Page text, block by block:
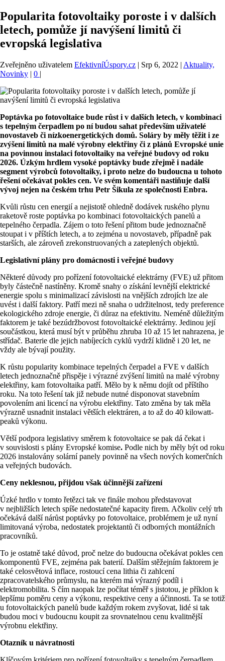
Popularita fotovoltaiky poroste i v dalších
letech, pomůže jí navýšení limitů či
evropská legislativa
Zveřejněno uživatelem EfektivníÚspory.cz | Srp 6, 2022 | Aktuality,
Novinky | 0 |
Poptávka po fotovoltaice bude růst i v dalších letech, v kombinaci
s tepelným čerpadlem po ní budou sahat především uživatelé
novostaveb či nízkoenergetických domů. Soláry by měly těžit i ze
zvýšení limitů na malé výrobny elektřiny či z plánů Evropské unie
na povinnou instalaci fotovoltaiky na veřejné budovy od roku
2026. Úzkým hrdlem vysoké poptávky bude zřejmě i nadále
segment výrobců fotovoltaiky, i proto nelze do budoucna u tohoto
řešení očekávat pokles cen. Ve svém komentáři nastiňuje další
vývoj nejen na českém trhu Petr Šikula ze společnosti Enbra.
Kvůli růstu cen energií a nejistotě ohledně dodávek ruského plynu
raketově roste poptávka po kombinaci fotovoltaických panelů a
tepelného čerpadla. Zájem o toto řešení přitom bude jednoznačně
stoupat i v příštích letech, a to zejména u novostaveb, případně pak
starších, ale zároveň zrekonstruovaných a zateplených objektů.
Legislativní plány pro domácnosti i veřejné budovy
Některé důvody pro pořízení fotovoltaické elektrárny (FVE) už přitom
byly částečně nastíněny. Kromě snahy o získání levnější elektrické
energie spolu s minimalizací závislosti na vnějších zdrojích lze ale
uvést i další faktory. Patří mezi ně snaha o udržitelnost, tedy preference
ekologického zdroje energie, či důraz na efektivitu. Neméně důležitým
faktorem je také bezúdržbovost fotovoltaické elektrárny. Jedinou její
součástkou, která musí být v průběhu zhruba 10 až 15 let nahrazena, je
střídač. Baterie dle jejich nabíjecích cyklů vydrží klidně i 20 let, ne
vždy ale bývají použity.
K růstu popularity kombinace tepelných čerpadel a FVE v dalších
letech jednoznačně přispěje i výrazné zvýšení limitů na malé výrobny
elektřiny, kam fotovoltaika patří. Mělo by k němu dojít od příštího
roku. Na toto řešení tak již nebude nutné disponovat stavebním
povolením ani licencí na výrobu elektřiny. Tato změna by tak měla
výrazně usnadnit instalaci větších elektráren, a to až do 40 kilowatt-
peaků výkonu.
Větší podpora legislativy směrem k fotovoltaice se pak dá čekat i
v souvislosti s plány Evropské komise. Podle nich by měly být od roku
2026 instalovány solární panely povinně na všech nových komerčních
a veřejných budovách.
Ceny neklesnou, přijdou však účinnější zařízení
Úzké hrdlo v tomto řetězci tak ve finále mohou představovat
v nejbližších letech spíše nedostatečné kapacity firem. Ačkoliv celý trh
očekává další nárůst poptávky po fotovoltaice, problémem je už nyní
limitovaná výroba, nedostatek projektantů či odborných montážních
pracovníků.
To je ostatně také důvod, proč nelze do budoucna očekávat pokles cen
komponentů FVE, zejména pak baterií. Dalším stěžejním faktorem je
také celosvětová inflace, rostoucí cena lithia či zahlcení
zpracovatelského průmyslu, na kterém má výrazný podíl i
elektromobilita. S čím naopak lze počítat téměř s jistotou, je příklon k
lepšímu poměru ceny a výkonu, respektive ceny a účinnosti. Ta se totiž
u fotovoltaických panelů bude každým rokem zvyšovat, lidé si tak
budou moci v budoucnu koupit za srovnatelnou cenu kvalitnější
výrobnu elektřiny.
Otazník u návratnosti